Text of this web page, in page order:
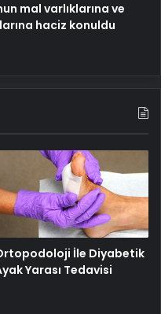
mal varlıklarına ve
haciz konuldu
İle Diyabetik
Yarası Tedavisi